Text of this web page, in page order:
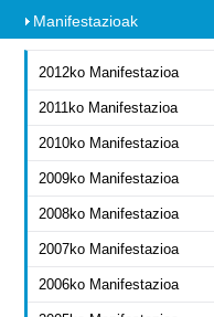
Manifestazioak
2012ko Manifestazioa
2011ko Manifestazioa
2010ko Manifestazioa
2009ko Manifestazioa
2008ko Manifestazioa
2007ko Manifestazioa
2006ko Manifestazioa